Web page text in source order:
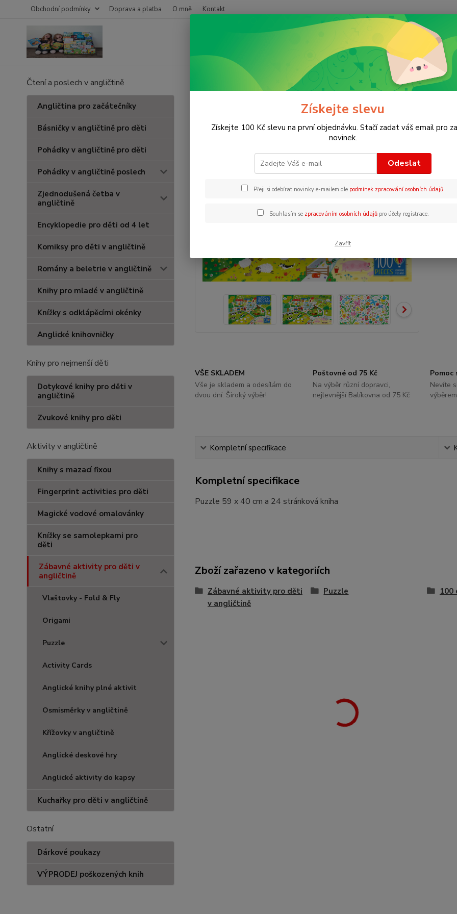
Obchodní podmínky Doprava a platba O mně Kontakt
Čtení a poslech v angličtině
Angličtina pro začátečníky
Básničky v angličtině pro děti
Pohádky v angličtině pro děti
Pohádky v angličtině poslech
Zjednodušená četba v
angličtině
Encyklopedie pro děti od 4 let
Komiksy pro děti v angličtině
Romány a beletrie v angličtině
Knihy pro mladé v angličtině
Knížky s odklápěcími okénky
Anglické knihovničky
Knihy pro nejmenší děti
Dotykové knihy pro děti v
angličtině
Zvukové knihy pro děti
Aktivity v angličtině
Knihy s mazací fixou
Fingerprint activities pro děti
Magické vodové omalovánky
Knížky se samolepkami pro
děti
Zábavné aktivity pro děti v
angličtině
Vlaštovky - Fold & Fly
Origami
Puzzle
Activity Cards
Anglické knihy plné aktivit
Osmisměrky v angličtině
Křížovky v angličtině
Anglické deskové hry
Anglické aktivity do kapsy
Kuchařky pro děti v angličtině
Ostatní
Dárkové poukazy
VÝPRODEJ poškozených knih
Zábavné aktivity pro děti v angličtině Jigsaw & Book On the farm
Jigsaw & Book On the farm
VŠE SKLADEM
Vše je skladem a odesílám do
dvou dní. Široký výběr!
Poštovné od 75 Kč
Na výběr různí dopravci,
nejlevnější Balíkovna od 75 Kč
Pomoc
Nevíte
Kompletní specifikace
Kompletní specifikace
Puzzle 59 x 40 cm a 24 stránková kniha
Zboží zařazeno v kategoriích
Zábavné aktivity pro děti
v angličtině
Puzzle 100
Získejte slevu
Získejte 100 Kč slevu na první objednávku. Stačí zadat váš email pro
novinek.
Odeslat
Přeji si odebírat novinky e-mailem dle podmínek zpracování osobních údajů.
Souhlasím se zpracováním osobních údajůpro účely registrace.
Zavřít